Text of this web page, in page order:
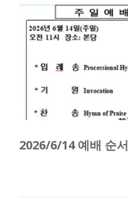
2026/6/14 예배 순서